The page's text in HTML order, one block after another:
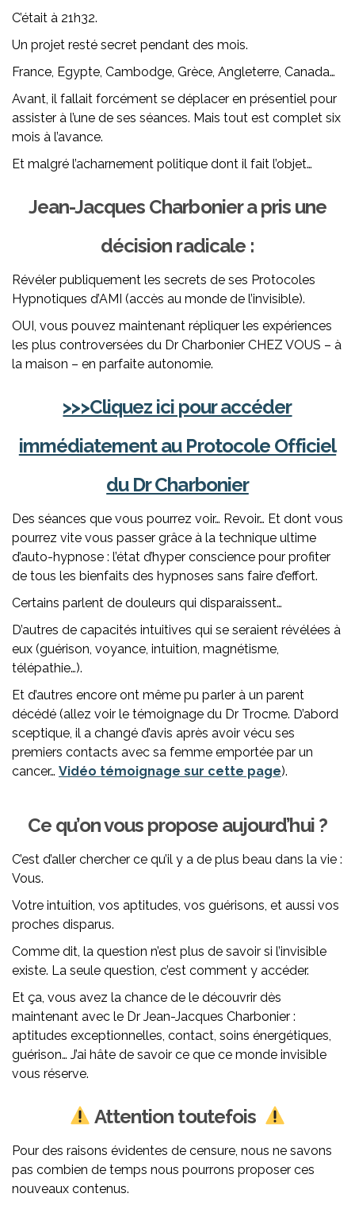
C’était à 21h32.
Un projet resté secret pendant des mois.
France, Egypte, Cambodge, Grèce, Angleterre, Canada…
Avant, il fallait forcément se déplacer en présentiel pour
assister à l’une de ses séances. Mais tout est complet six
mois à l’avance.
Et malgré l’acharnement politique dont il fait l’objet…
Jean-Jacques Charbonier a pris une
décision radicale :
Révéler publiquement les secrets de ses Protocoles
Hypnotiques d’AMI (accès au monde de l’invisible).
OUI, vous pouvez maintenant répliquer les expériences
les plus controversées du Dr Charbonier CHEZ VOUS – à
la maison – en parfaite autonomie.
>>>Cliquez ici pour accéder
immédiatement au Protocole Officiel
du Dr Charbonier
Des séances que vous pourrez voir… Revoir… Et dont vous
pourrez vite vous passer grâce à la technique ultime
d’auto-hypnose : l’état d’hyper conscience pour profiter
de tous les bienfaits des hypnoses sans faire d’effort.
Certains parlent de douleurs qui disparaissent…
D’autres de capacités intuitives qui se seraient révélées à
eux (guérison, voyance, intuition, magnétisme,
télépathie…).
Et d’autres encore ont même pu parler à un parent
décédé (allez voir le témoignage du Dr Trocme. D’abord
sceptique, il a changé d’avis après avoir vécu ses
premiers contacts avec sa femme emportée par un
cancer… Vidéo témoignage sur cette page).
Ce qu’on vous propose aujourd’hui ?
C’est d’aller chercher ce qu’il y a de plus beau dans la vie :
Vous.
Votre intuition, vos aptitudes, vos guérisons, et aussi vos
proches disparus.
Comme dit, la question n’est plus de savoir si l’invisible
existe. La seule question, c’est comment y accéder.
Et ça, vous avez la chance de le découvrir dès
maintenant avec le Dr Jean-Jacques Charbonier :
aptitudes exceptionnelles, contact, soins énergétiques,
guérison… J’ai hâte de savoir ce que ce monde invisible
vous réserve.
Attention toutefois
Pour des raisons évidentes de censure, nous ne savons
pas combien de temps nous pourrons proposer ces
nouveaux contenus.